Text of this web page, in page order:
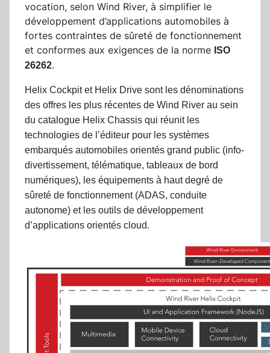
vocation, selon Wind River, à simplifier le
développement d’applications automobiles à
fortes contraintes de sûreté de fonctionnement
et conformes aux exigences de la norme ISO
26262.
Helix Cockpit et Helix Drive sont les dénominations
des offres les plus récentes de Wind River au sein
du catalogue Helix Chassis qui réunit les
technologies de l’éditeur pour les systèmes
embarqués automobiles orientés grand public (info-
divertissement, télématique, tableaux de bord
numériques), les équipements à haut degré de
sûreté de fonctionnement (ADAS, conduite
autonome) et les outils de développement
d’applications orientés cloud.